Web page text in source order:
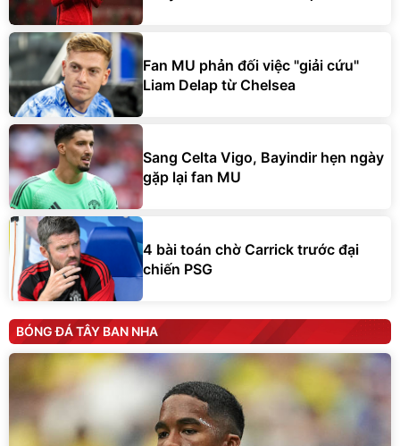
Fan MU phản đối việc "giải cứu"
Liam Delap từ Chelsea
Sang Celta Vigo, Bayindir hẹn ngày
gặp lại fan MU
4 bài toán chờ Carrick trước đại
chiến PSG
BÓNG ĐÁ TÂY BAN NHA